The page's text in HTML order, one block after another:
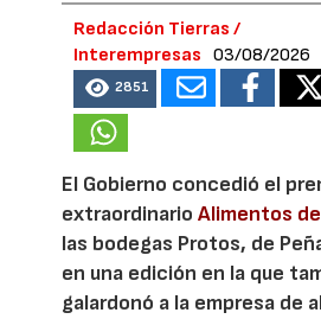
Redacción Tierras /
Interempresas
03/08/2026
2851
El Gobierno concedió el
extraordinarioAlimentos
las bodegas Protos, de
en una edición en la que
galardonó a la empresa de